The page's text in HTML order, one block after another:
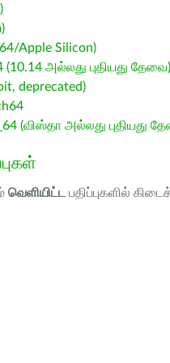
Apple Silicon)
(10.14 அல்லது புதியது தேவை)
deprecated)
(விஸ்தா அல்லது புதியது
வெளியிட்ட பதிப்புகளில்